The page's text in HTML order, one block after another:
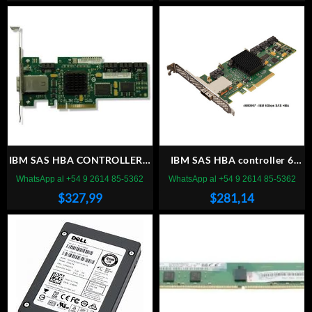
IBM SAS HBA CONTROLLER 3
GBPS
$327,99
WhatsApp al +54 9 2614 85-5362
IBM SAS HBA controller 6
Gbps 2 PUERTOS
$281,14
WhatsApp al +54 9 2614 85-5362